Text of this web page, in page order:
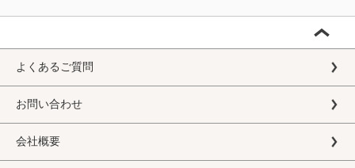
よくあるご質問
お問い合わせ
会社概要